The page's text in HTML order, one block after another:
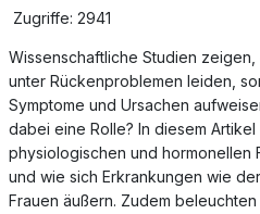
Zugriffe: 2941
Wissenschaftliche Studien
unter Rückenproblemen leiden,
Symptome und Ursachen
dabei eine Rolle? In diesem
physiologischen und hormonellen
und wie sich Erkrankungen wie der
Frauen äußern. Zudem